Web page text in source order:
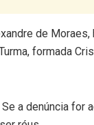
de Moraes,
formada
a denúncia for